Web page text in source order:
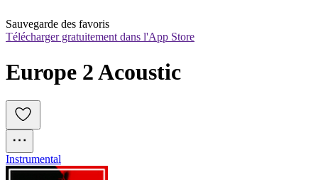
Sauvegarde des favoris
Télécharger gratuitement dans l'App Store
Europe 2 Acoustic
Instrumental